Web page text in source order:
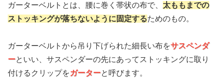
ガーターベルトとは、腰に巻く帯状の布で、 太ももまでの
ストッキングが落ちないように固定するためのもの。
ガーターベルトから吊り下げられた細長い布をサスペンダ
ーといい、サスペンダーの先にあってストッキングに取り
付けるクリップをガーターと呼びます。